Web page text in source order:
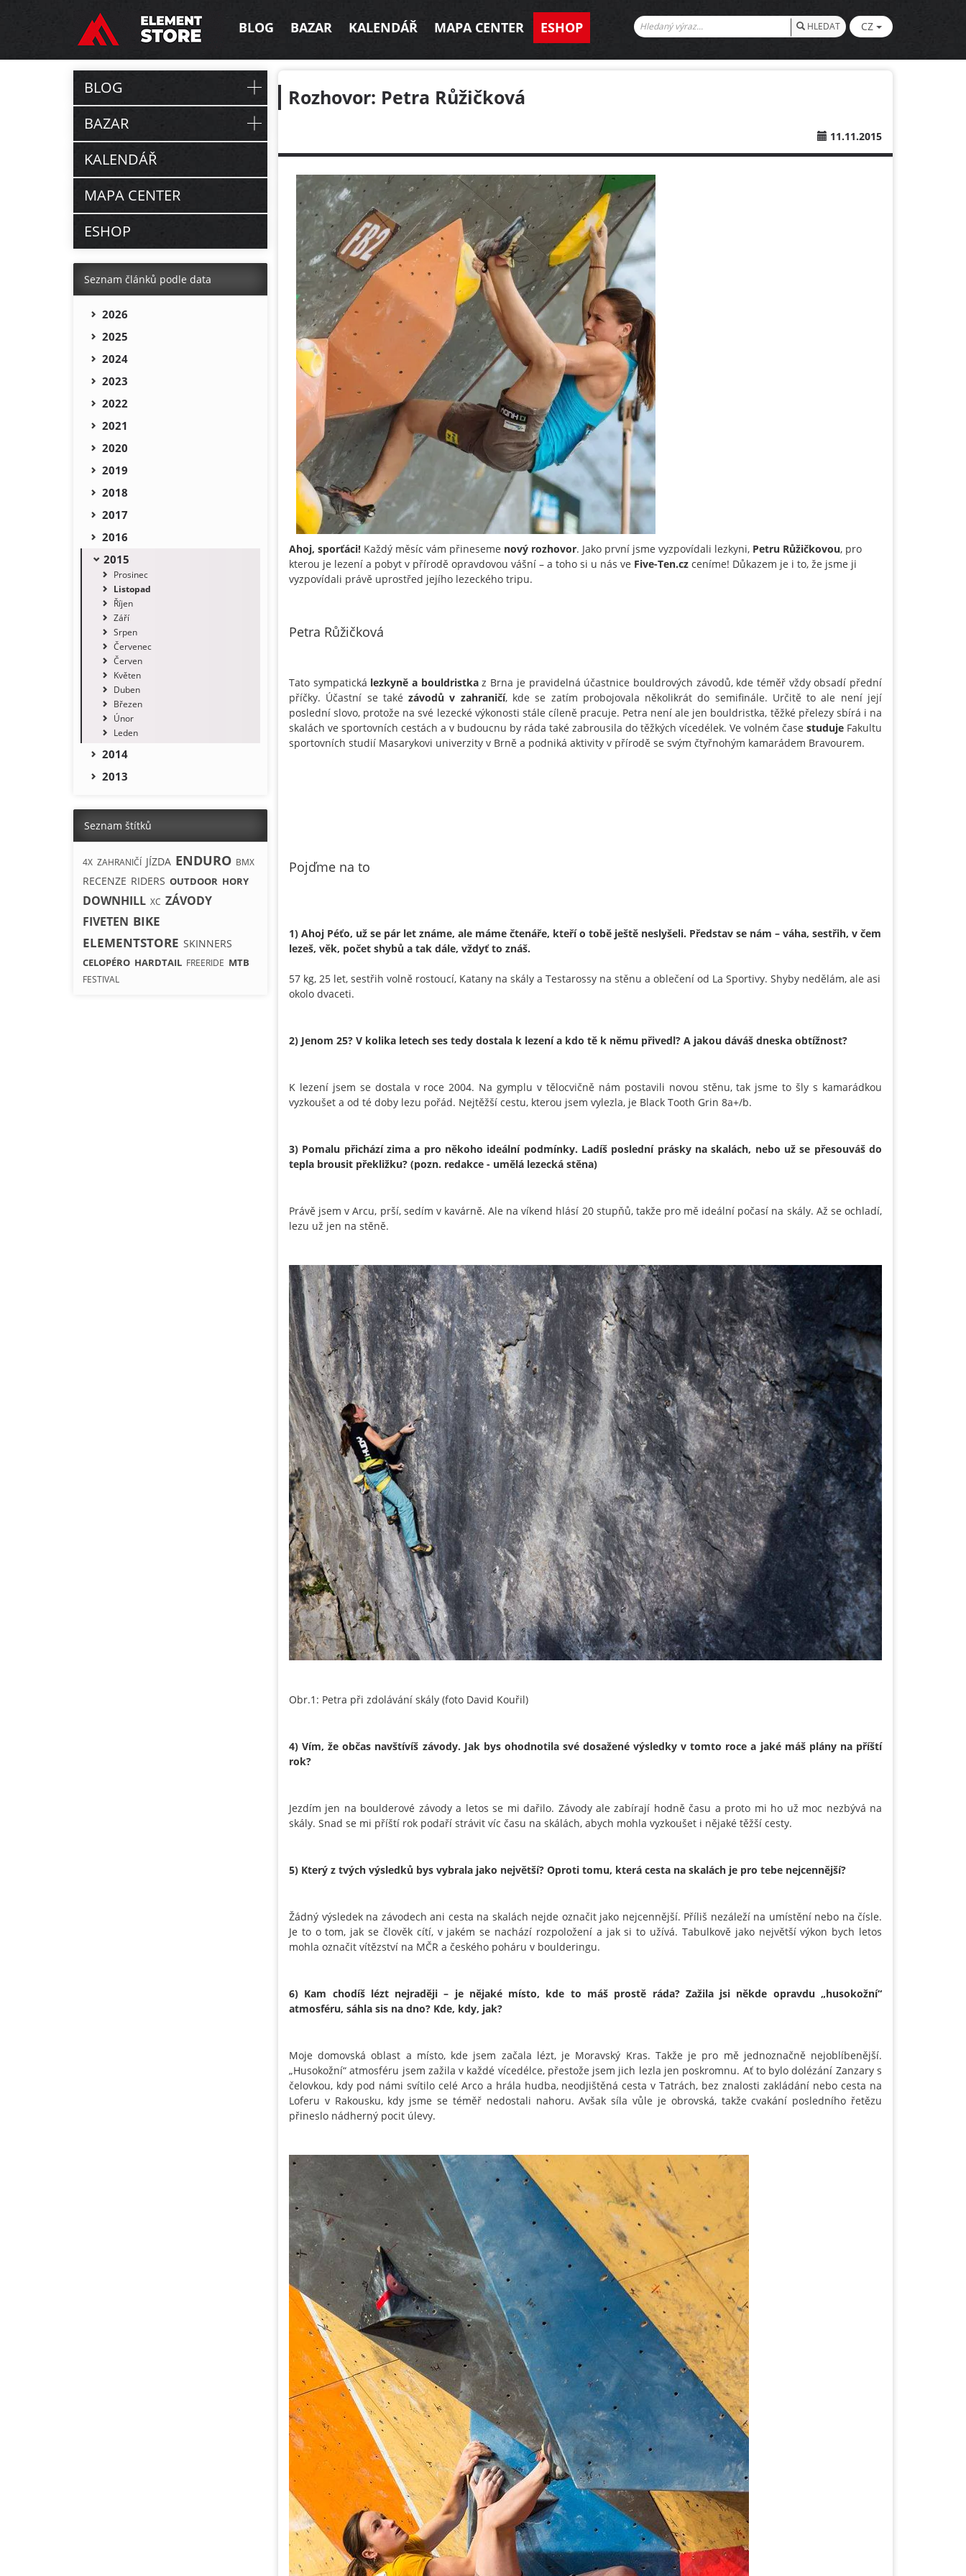
BLOG BAZAR KALENDÁŘ MAPA CENTER ESHOP HLEDAT CZ
Rozhovor: Petra Růžičková
11.11.2015
Ahoj, sporťáci! Každý měsíc vám přineseme nový rozhovor. Jako první jsme vyzpovídali lezkyni, Petru Růžičkovou, pro
kterou je lezení a pobyt v přírodě opravdovou vášní – a toho si u nás ve Five-Ten.cz ceníme! Důkazem je i to, že jsme ji
vyzpovídali právě uprostřed jejího lezeckého tripu.
Petra Růžičková
Tato sympatická lezkyně a bouldristkaz Brna je pravidelná účastnice bouldrových závodů, kde téměř vždy obsadí přední
příčky. Účastní se takézávodů v zahraničí, kde se zatím probojovala několikrát do semifinále. Určitě to ale není její
poslední slovo, protože na své lezecké výkonosti stále cíleně pracuje. Petra není ale jen bouldristka, těžké přelezy sbírá i na
skalách ve sportovních cestách a v budoucnu by ráda také zabrousila do těžkých vícedélek. Ve volném čase studuje Fakultu
sportovních studií Masarykovi univerzity v Brně a podniká aktivity v přírodě se svým čtyřnohým kamarádem Bravourem.
Pojďme na to
1) Ahoj Péťo, už se pár let známe, ale máme čtenáře, kteří o tobě ještě neslyšeli. Představ se nám – váha, sestřih, v čem
lezeš, věk, počet shybů a tak dále, vždyť to znáš.
57 kg, 25 let, sestřih volně rostoucí, Katany na skály a Testarossy na stěnu a oblečení od La Sportivy. Shyby nedělám, ale asi
okolo dvaceti.
2) Jenom 25? V kolika letech ses tedy dostala k lezení a kdo tě k němu přivedl? A jakou dáváš dneska obtížnost?
K lezení jsem se dostala v roce 2004. Na gymplu v tělocvičně nám postavili novou stěnu, tak jsme to šly s kamarádkou
vyzkoušet a od té doby lezu pořád. Nejtěžší cestu, kterou jsem vylezla, je Black Tooth Grin 8a+/b.
3) Pomalu přichází zima a pro někoho ideální podmínky. Ladíš poslední prásky na skalách, nebo už se přesouváš do
tepla brousit překližku? (pozn. redakce - umělá lezecká stěna)
Právě jsem v Arcu, prší, sedím v kavárně. Ale na víkend hlásí 20 stupňů, takže pro mě ideální počasí na skály. Až se ochladí,
lezu už jen na stěně.
Obr.1: Petra při zdolávání skály (foto David Kouřil)
4) Vím, že občas navštívíš závody. Jak bys ohodnotila své dosažené výsledky v tomto roce a jaké máš plány na příští
rok?
Jezdím jen na boulderové závody a letos se mi dařilo. Závody ale zabírají hodně času a proto mi ho už moc nezbývá na
skály. Snad se mi příští rok podaří strávit víc času na skálách, abych mohla vyzkoušet i nějaké těžší cesty.
5) Který z tvých výsledků bys vybrala jako největší? Oproti tomu, která cesta na skalách je pro tebe nejcennější?
Žádný výsledek na závodech ani cesta na skalách nejde označit jako nejcennější. Příliš nezáleží na umístění nebo na čísle.
Je to o tom, jak se člověk cítí, v jakém se nachází rozpoložení a jak si to užívá. Tabulkově jako největší výkon bych letos
mohla označit vítězství na MČR a českého poháru v boulderingu.
6) Kam chodíš lézt nejraději – je nějaké místo, kde to máš prostě ráda? Zažila jsi někde opravdu „husokožní“
atmosféru, sáhla sis na dno? Kde, kdy, jak?
Moje domovská oblast a místo, kde jsem začala lézt, je Moravský Kras. Takže je pro mě jednoznačně nejoblíbenější.
„Husokožní“ atmosféru jsem zažila v každé vícedélce, přestože jsem jich lezla jen poskromnu. Ať to bylo dolézání Zanzary s
čelovkou, kdy pod námi svítilo celé Arco a hrála hudba, neodjištěná cesta v Tatrách, bez znalosti zakládání nebo cesta na
Loferu v Rakousku, kdy jsme se téměř nedostali nahoru. Avšak síla vůle je obrovská, takže cvakání posledního řetězu
přineslo nádherný pocit úlevy.
BLOG
BAZAR
KALENDÁŘ
MAPA CENTER
ESHOP
Seznam článků podle data
2026
2025
2024
2023
2022
2021
2020
2019
2018
2017
2016
2015
Prosinec
Listopad
Říjen
Září
Srpen
Červenec
Červen
Květen
Duben
Březen
Únor
Leden
2014
2013
Seznam štítků
4X ZAHRANIČÍ JÍZDA ENDURO BMX
RECENZE RIDERS OUTDOOR HORY
DOWNHILL XC ZÁVODY
FIVETEN BIKE
ELEMENTSTORE SKINNERS
CELOPÉRO HARDTAIL FREERIDE MTB
FESTIVAL